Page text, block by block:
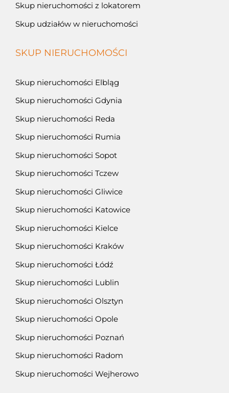
Skup nieruchomości z lokatorem
Skup udziałów w nieruchomości
SKUP NIERUCHOMOŚCI
Skup nieruchomości Elbląg
Skup nieruchomości Gdynia
Skup nieruchomości Reda
Skup nieruchomości Rumia
Skup nieruchomości Sopot
Skup nieruchomości Tczew
Skup nieruchomości Gliwice
Skup nieruchomości Katowice
Skup nieruchomości Kielce
Skup nieruchomości Kraków
Skup nieruchomości Łódź
Skup nieruchomości Lublin
Skup nieruchomości Olsztyn
Skup nieruchomości Opole
Skup nieruchomości Poznań
Skup nieruchomości Radom
Skup nieruchomości Wejherowo